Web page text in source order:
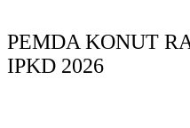
PEMDA KONUT
IPKD 2026